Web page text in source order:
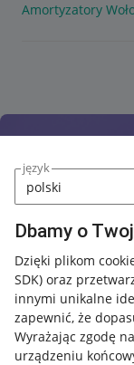
język
Dbamy o
Dzięki plikom
SDK) oraz
innymi unikalne
zapewnić, że
Wyrażając zgodę
urządzeniu
Amortyzatory